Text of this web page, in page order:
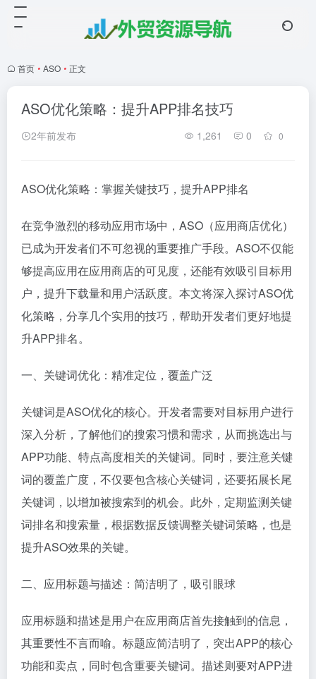
首页 • ASO • 正文
ASO优化策略：提升APP排名技巧
2年前发布 1,261 0 0
ASO优化策略：掌握关键技巧，提升APP排名
在竞争激烈的移动应用市场中，ASO（应用商店优化）
已成为开发者们不可忽视的重要推广手段。ASO不仅能
够提高应用在应用商店的可见度，还能有效吸引目标用
户，提升下载量和用户活跃度。本文将深入探讨ASO优
化策略，分享几个实用的技巧，帮助开发者们更好地提
升APP排名。
一、关键词优化：精准定位，覆盖广泛
关键词是ASO优化的核心。开发者需要对目标用户进行
深入分析，了解他们的搜索习惯和需求，从而挑选出与
APP功能、特点高度相关的关键词。同时，要注意关键
词的覆盖广度，不仅要包含核心关键词，还要拓展长尾
关键词，以增加被搜索到的机会。此外，定期监测关键
词排名和搜索量，根据数据反馈调整关键词策略，也是
提升ASO效果的关键。
二、应用标题与描述：简洁明了，吸引眼球
应用标题和描述是用户在应用商店首先接触到的信息，
其重要性不言而喻。标题应简洁明了，突出APP的核心
功能和卖点，同时包含重要关键词。描述则要对APP进